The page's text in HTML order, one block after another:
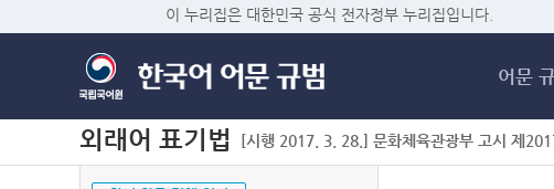
이 누리집은 대한민국 공식 전자정부 누리집입니다.
어문
외래어 표기법 [시행 2017. 3. 28.] 문화체육관광부 고시 제